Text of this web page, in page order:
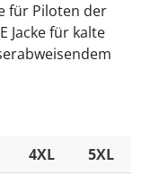
für Piloten der
Jacke für kalte
4XL
5XL